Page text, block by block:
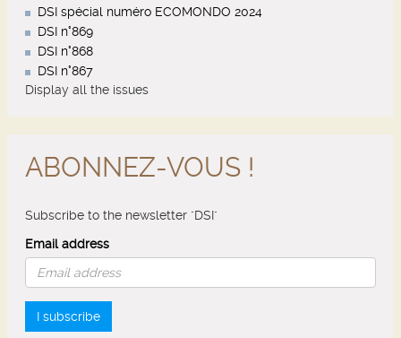
DSI spécial numéro ECOMONDO 2024
DSI n°869
DSI n°868
DSI n°867
Display all the issues
ABONNEZ-VOUS !
Subscribe to the newsletter "DSI"
Email address
I subscribe